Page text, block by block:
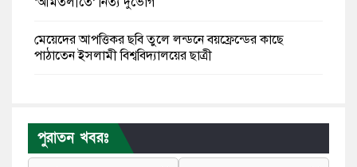
মেয়েদের আপত্তিকর ছবি তুলে লন্ডনে বয়ফ্রেন্ডের কাছে
পাঠাতেন ইসলামী বিশ্ববিদ্যালয়ের ছাত্রী
পাঁচ দেশি মাছে মিলল মাইক্রোপ্লাস্টিক, সবচেয়ে বেশি কই মাছে
পুরাতন খবরঃ